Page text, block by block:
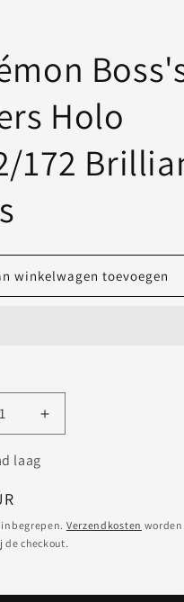
Holo
172
winkelwagen toevoegen
Aantal
verhogen
Holo
Stars
laag
Verzendkosten worden
de checkout.